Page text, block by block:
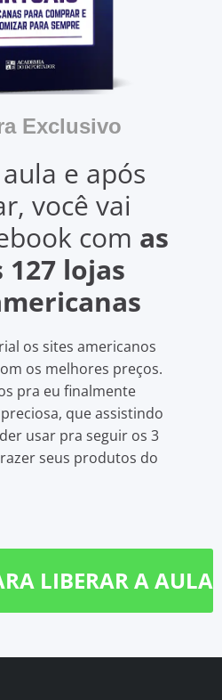
Exclusivo
e após
você vai
com as
lojas
os sites americanos
os melhores preços.
pra eu finalmente
que assistindo
usar pra seguir os 3
seus produtos do
LIBERAR A AULA